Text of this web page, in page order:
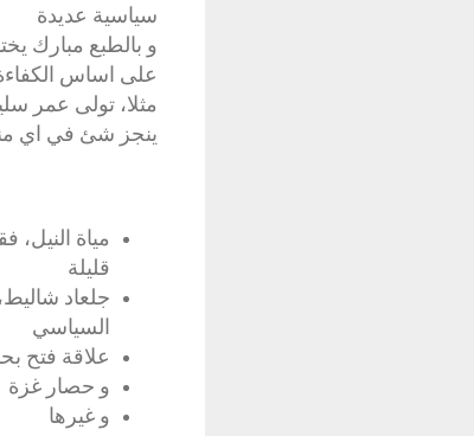
سياسية عديدة
و بالطبع مبارك
على اساس
مثلا، تولى عمر
ينجز شئ في اي
مياة
قليلة
جلعاد
السياسي
علاقة فتح
و حصار غزة
و غيرها